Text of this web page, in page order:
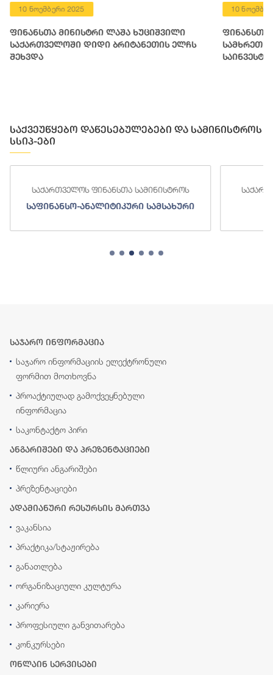
10 ნოემბერი 2025
ფინანსთა მინისტრი ლაშა ხუციშვილი
საქართველოში დიდი ბრიტანეთის ელჩს
შეხვდა
10
ფინანსთა
სამხრეთ
საქვეუწყებო დაწესებულებები და სამინისტროს
სსიპ-ები
საქართველოს ფინანსთა სამინისტროს
საფინანსო-ანალიტიკური სამსახური
საჯარო ინფორმაცია
საჯარო ინფორმაციის ელექტრონული
ფორმით მოთხოვნა
პროაქტიულად გამოქვეყნებული
ინფორმაცია
საკონტაქტო პირი
ანგარიშები და პრეზენტაციები
წლიური ანგარიშები
პრეზენტაციები
ადამიანური რესურსის მართვა
ვაკანსია
პრაქტიკა/სტაჟირება
განათლება
ორგანიზაციული კულტურა
კარიერა
პროფესიული განვითარება
კონკურსები
ონლაინ სერვისები